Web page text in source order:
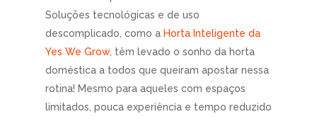
Soluções tecnológicas e de uso
descomplicado, como a Horta Inteligente da
Yes We Grow, têm levado o sonho da horta
doméstica a todos que queiram apostar nessa
rotina! Mesmo para aqueles com espaços
limitados, pouca experiência e tempo reduzido